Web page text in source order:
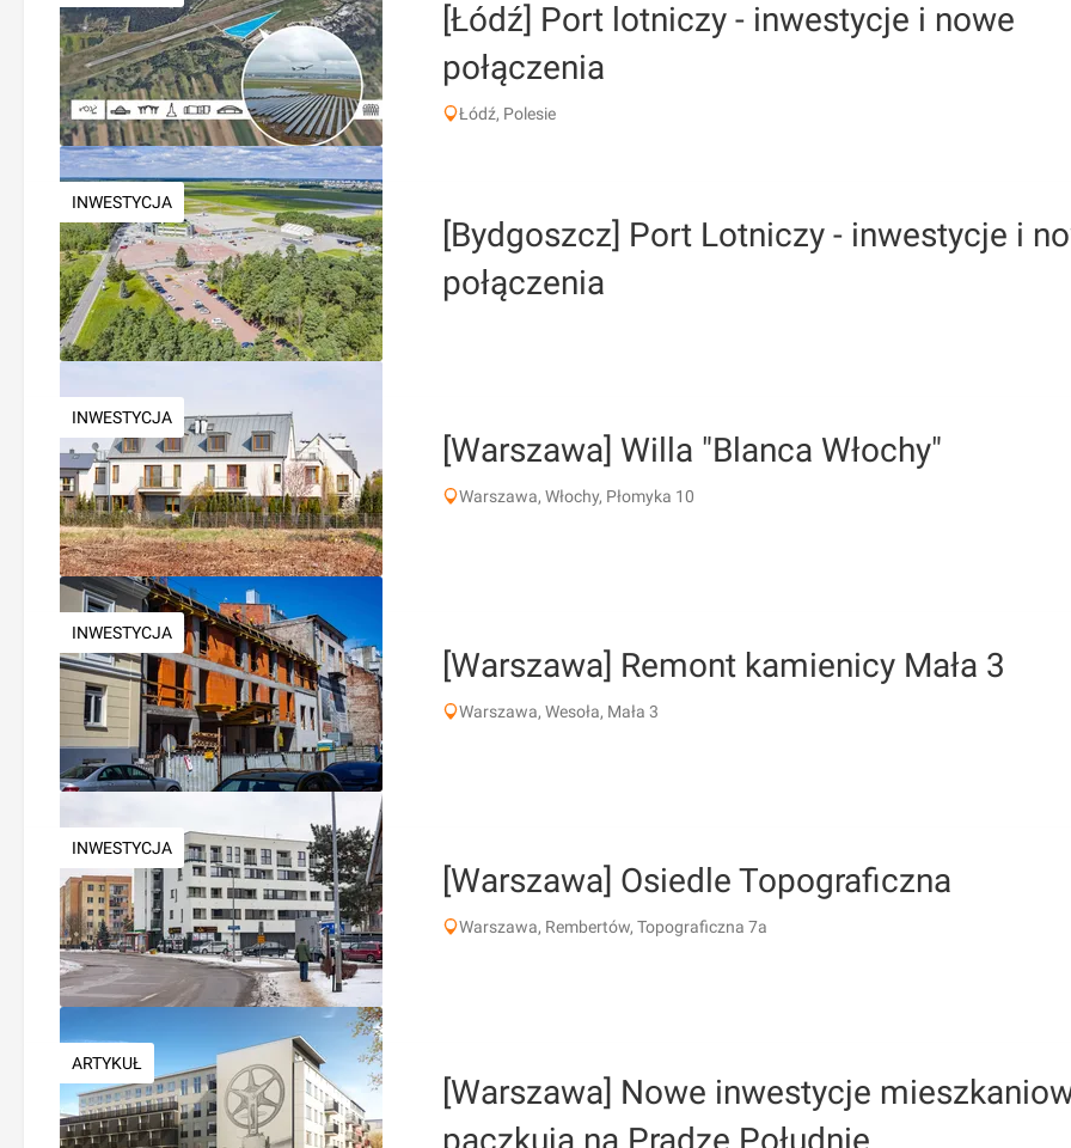
[Łódź] Port lotniczy - inwestycje i nowe
połączenia
Łódź, Polesie
INWESTYCJA
[Bydgoszcz] Port Lotniczy - inwestycje i
połączenia
INWESTYCJA
[Warszawa] Willa "Blanca Włochy"
Warszawa, Włochy, Płomyka 10
INWESTYCJA
[Warszawa] Remont kamienicy Mała 3
Warszawa, Wesoła, Mała 3
INWESTYCJA
[Warszawa] Osiedle Topograficzna
Warszawa, Rembertów, Topograficzna 7a
ARTYKUŁ
[Warszawa] Nowe inwestycje
pączkują na Pradze Południe